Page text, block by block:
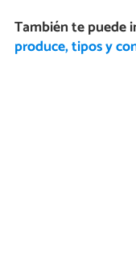
También te puede
produce, tipos y